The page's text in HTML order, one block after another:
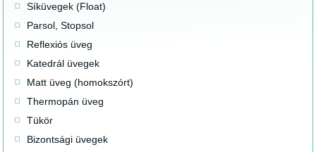
Síküvegek (Float)
Parsol, Stopsol
Reflexiós üveg
Katedrál üvegek
Matt üveg (homokszórt)
Thermopán üveg
Tükör
Bizontsági üvegek